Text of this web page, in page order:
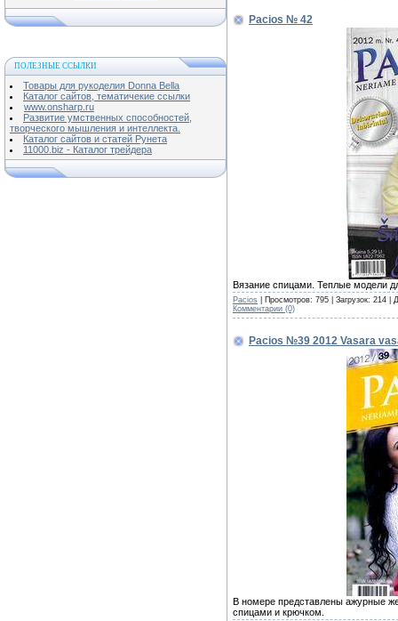
ПОЛЕЗНЫЕ ССЫЛКИ
Товары для рукоделия Donna Bella
Каталог сайтов, тематичекие ссылки
www.onsharp.ru
Развитие умственных способностей,
творческого мышления и интеллекта.
Каталог сайтов и статей Рунета
11000.biz - Каталог трейдера
Pacios № 42
Вязание спицами. Теплые модели
Pacios | Просмотров: 795 | Загрузок: 214 |
Комментарии (0)
Pacios №39 2012 Vasara
В номере представлены ажурные
спицами и крючком.